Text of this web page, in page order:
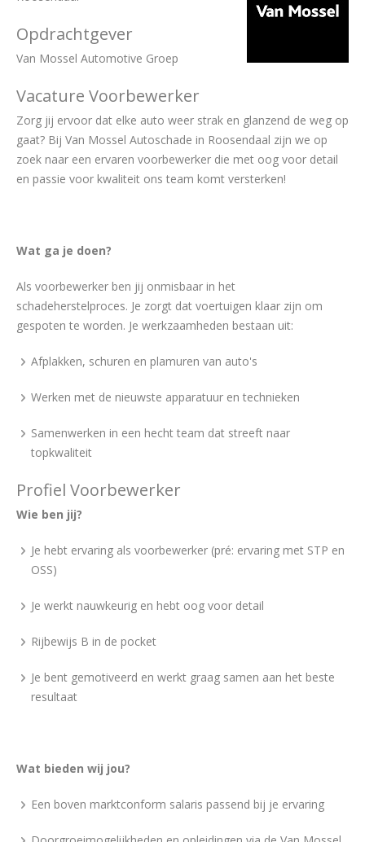
Opdrachtgever
Van Mossel Automotive Groep
Vacature Voorbewerker
Zorg jij ervoor dat elke auto weer strak en glanzend de weg op
gaat? Bij Van Mossel Autoschade in Roosendaal zijn we op
zoek naar een ervaren voorbewerker die met oog voor detail
en passie voor kwaliteit ons team komt versterken!
Wat ga je doen?
Als voorbewerker ben jij onmisbaar in het
schadeherstelproces. Je zorgt dat voertuigen klaar zijn om
gespoten te worden. Je werkzaamheden bestaan uit:
Afplakken, schuren en plamuren van auto's
Werken met de nieuwste apparatuur en technieken
Samenwerken in een hecht team dat streeft naar
topkwaliteit
Profiel Voorbewerker
Wie ben jij?
Je hebt ervaring als voorbewerker (pré: ervaring met STP en
OSS)
Je werkt nauwkeurig en hebt oog voor detail
Rijbewijs B in de pocket
Je bent gemotiveerd en werkt graag samen aan het beste
resultaat
Wat bieden wij jou?
Een boven marktconform salaris passend bij je ervaring